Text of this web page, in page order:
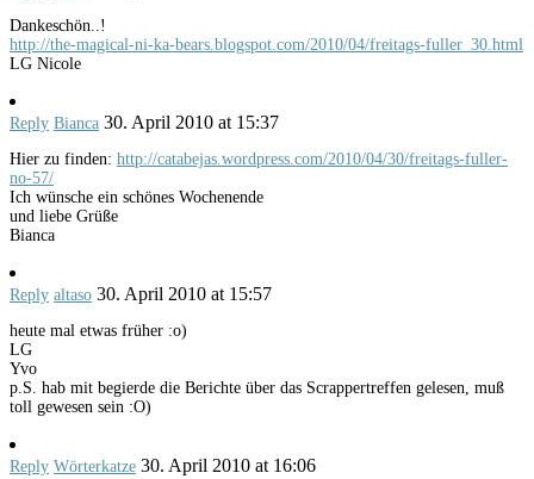
Dankeschön..!
http://the-magical-ni-ka-bears.blogspot.com/2010/04/freitags-fuller_30.html
LG Nicole
Reply Bianca 30. April 2010 at 15:37
Hier zu finden: http://catabejas.wordpress.com/2010/04/30/freitags-fuller-
no-57/
Ich wünsche ein schönes Wochenende
und liebe Grüße
Bianca
Reply altaso 30. April 2010 at 15:57
heute mal etwas früher :o)
LG
Yvo
p.S. hab mit begierde die Berichte über das Scrappertreffen gelesen, muß
toll gewesen sein :O)
Reply Wörterkatze 30. April 2010 at 16:06